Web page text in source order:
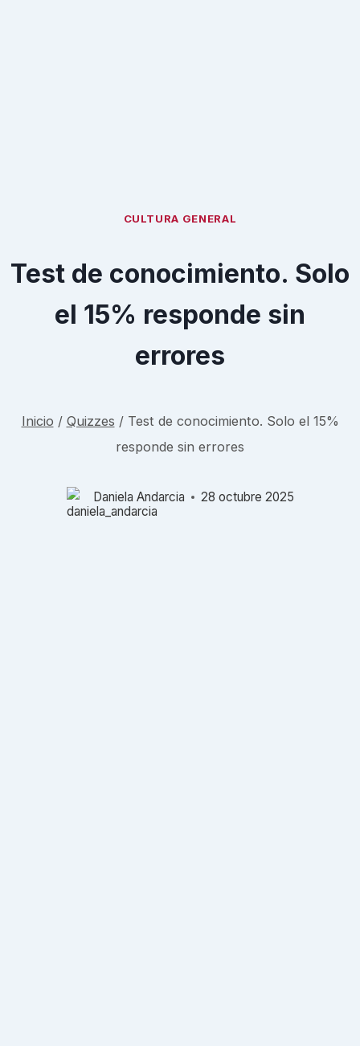
CULTURA GENERAL
Test de conocimiento. Solo
el 15% responde sin
errores
Inicio / Quizzes / Test de conocimiento. Solo el 15%
responde sin errores
Daniela Andarcia 28 octubre 2025